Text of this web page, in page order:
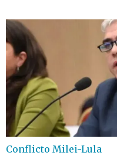
Conflicto Milei-Lula